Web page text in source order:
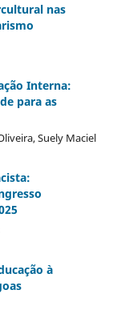
nas
Interna:
para as
Suely Maciel
à